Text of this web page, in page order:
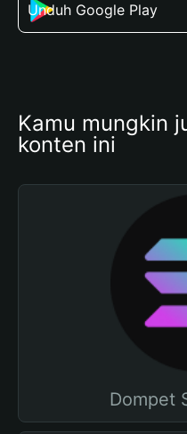
Unduh Google Play
Kamu mungkin
konten ini
Dompet